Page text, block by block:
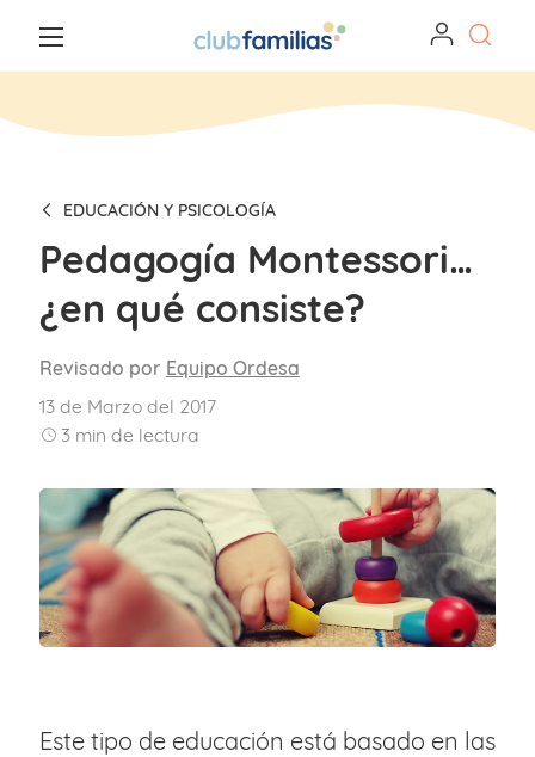
EDUCACIÓN Y PSICOLOGÍA
Pedagogía Montessori…
¿en qué consiste?
Revisado por Equipo Ordesa
13 de Marzo del 2017
3min de lectura
Este tipo de educación está basado en las